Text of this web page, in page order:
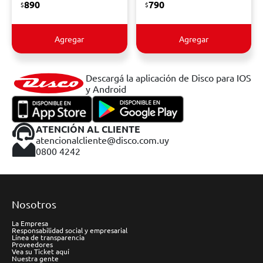
$890
Agregar
$790
Agregar
Descargá la aplicación de Disco para IOS
y Android
ATENCIÓN AL CLIENTE
atencionalcliente@disco.com.uy
0800 4242
Nosotros
La Empresa
Responsabilidad social y empresarial
Línea de transparencia
Proveedores
Vea su Ticket aquí
Nuestra gente